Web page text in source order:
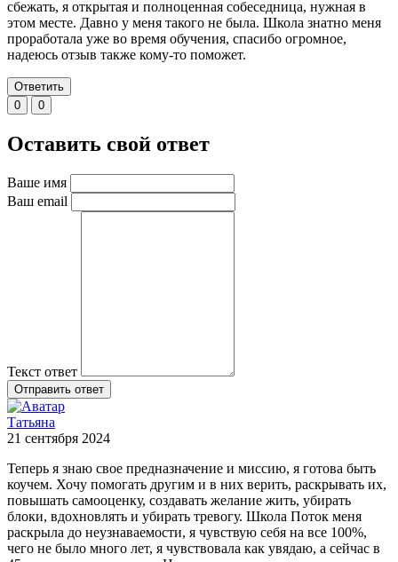
сбежать, я открытая и полноценная собеседница, нужная в
этом месте. Давно у меня такого не была. Школа знатно меня
проработала уже во время обучения, спасибо огромное,
надеюсь отзыв также кому-то поможет.
Ответить
0
0
Оставить свой ответ
Ваше имя
Ваш email
Текст ответ
Отправить ответ
Татьяна
21 сентября 2024
Теперь я знаю свое предназначение и миссию, я готова быть
коучем. Хочу помогать другим и в них верить, раскрывать их,
повышать самооценку, создавать желание жить, убирать
блоки, вдохновлять и убирать тревогу. Школа Поток меня
раскрыла до неузнаваемости, я чувствую себя на все 100%,
чего не было много лет, я чувствовала как увядаю, а сейчас в